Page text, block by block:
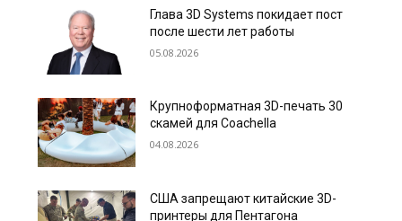
Глава 3D Systems покидает пост
после шести лет работы
05.08.2026
Крупноформатная 3D-печать 30
скамей для Coachella
04.08.2026
США запрещают китайские 3D-
принтеры для Пентагона